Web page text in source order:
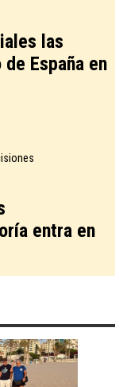
las
España en
entra en